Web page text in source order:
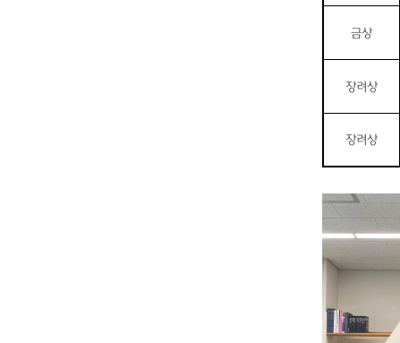
금상
장려상
장려상